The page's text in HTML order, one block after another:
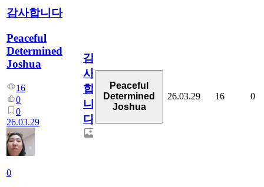
감사합니다
Peaceful
Determined
Joshua
16
0
0
26.03.29
0
감
사
합
니
다
Peaceful
Determined
Joshua
26.03.29 16 0